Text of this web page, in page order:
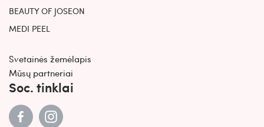
BEAUTY OF JOSEON
MEDI PEEL
Svetainės žemėlapis
Mūsų partneriai
Soc. tinklai